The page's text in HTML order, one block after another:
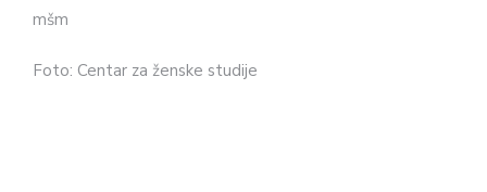
mšm
Foto: Centar za ženske studije